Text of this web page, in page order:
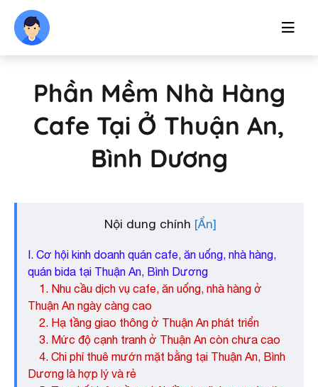
Phần Mềm Nhà Hàng
Cafe Tại Ở Thuận An,
Bình Dương
Nội dung chính
I. Cơ hội kinh doanh quán cafe, ăn uống, nhà hàng,
quán bida tại Thuận An, Bình Dương
1. Nhu cầu dịch vụ cafe, ăn uống, nhà hàng ở
Thuận An ngày càng cao
2. Hạ tầng giao thông ở Thuận An phát triển
3. Mức độ cạnh tranh ở Thuận An còn chưa cao
4. Chi phí thuê mướn mặt bằng tại Thuận An, Bình
Dương là hợp lý và rẻ